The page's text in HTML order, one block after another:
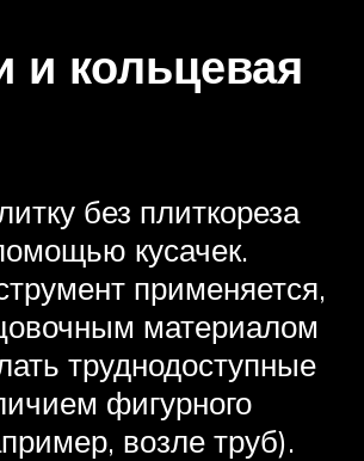
и кольцевая
без плиткореза
кусачек.
применяется,
материалом
труднодоступные
фигурного
возле труб).